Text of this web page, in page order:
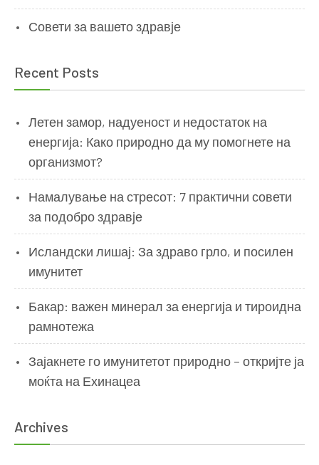
Совети за вашето здравје
Recent Posts
Летен замор, надуеност и недостаток на
енергија: Како природно да му помогнете на
организмот?
Намалување на стресот: 7 практични совети
за подобро здравје
Исландски лишај: За здраво грло, и посилен
имунитет
Бакар: важен минерал за енергија и тироидна
рамнотежа
Зајакнете го имунитетот природно – откријте ја
моќта на Ехинацеа
Archives